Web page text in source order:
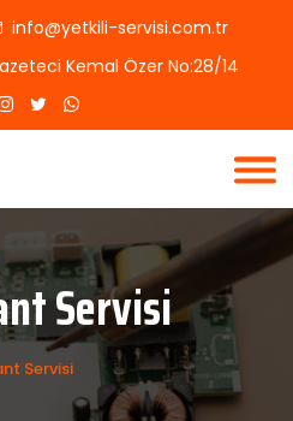
info@yetkili-servisi.com.tr
Kemal Özer No:28/14
Servisi
Servisi